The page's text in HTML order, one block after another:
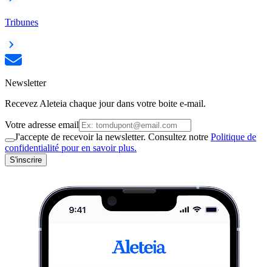
Tribunes
Newsletter
Recevez Aleteia chaque jour dans votre boite e-mail.
Votre adresse email
J'accepte de recevoir la newsletter. Consultez notre Politique de
confidentialité pour en savoir plus.
S'inscrire